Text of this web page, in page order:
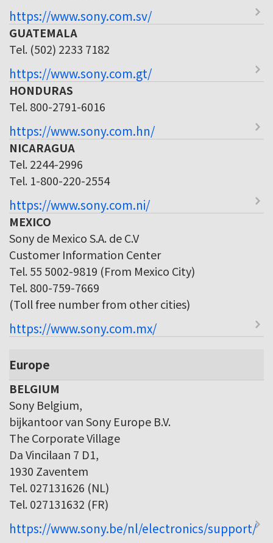
https://www.sony.com.sv/
GUATEMALA
Tel. (502) 2233 7182
https://www.sony.com.gt/
HONDURAS
Tel. 800-2791-6016
https://www.sony.com.hn/
NICARAGUA
Tel. 2244-2996
Tel. 1-800-220-2554
https://www.sony.com.ni/
MEXICO
Sony de Mexico S.A. de C.V
Customer Information Center
Tel. 55 5002-9819 (From Mexico City)
Tel. 800-759-7669
(Toll free number from other cities)
https://www.sony.com.mx/
Europe
BELGIUM
Sony Belgium,
bijkantoor van Sony Europe B.V.
The Corporate Village
Da Vincilaan 7 D1,
1930 Zaventem
Tel. 027131626 (NL)
Tel. 027131632 (FR)
https://www.sony.be/nl/electronics/support/